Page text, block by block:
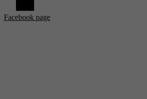
Facebook page